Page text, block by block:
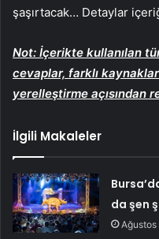
şaşırtacak… Detaylar
Not: İçerikte kullanılan
cevaplar, farklı
yerelleştirme açısından
İlgili Makaleler
da şen
Ağustos